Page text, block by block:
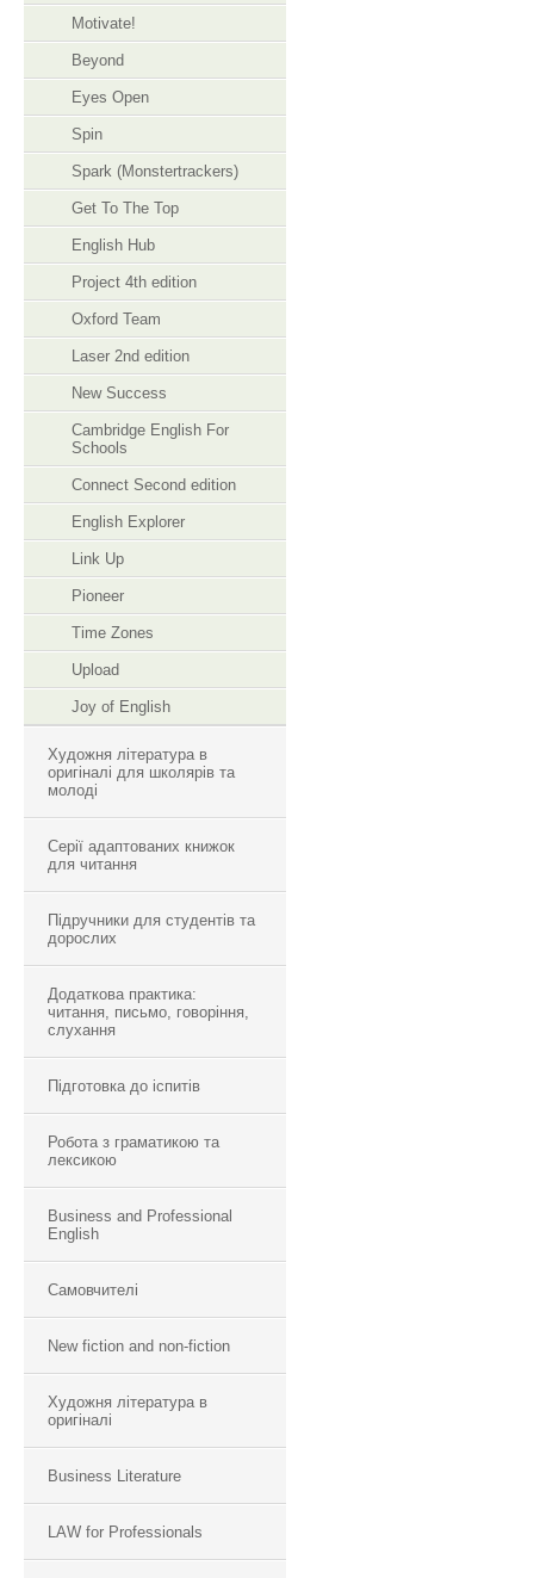
Motivate!
Beyond
Eyes Open
Spin
Spark (Monstertrackers)
Get To The Top
English Hub
Project 4th edition
Oxford Team
Laser 2nd edition
New Success
Cambridge English For
Schools
Connect Second edition
English Explorer
Link Up
Pioneer
Time Zones
Upload
Joy of English
Художня література в
оригіналі для школярів та
молоді
Серії адаптованих книжок
для читання
Підручники для студентів та
дорослих
Додаткова практика:
читання, письмо, говоріння,
слухання
Підготовка до іспитів
Робота з граматикою та
лексикою
Business and Professional
English
Самовчителі
New fiction and non-fiction
Художня література в
оригіналі
Business Literature
LAW for Professionals